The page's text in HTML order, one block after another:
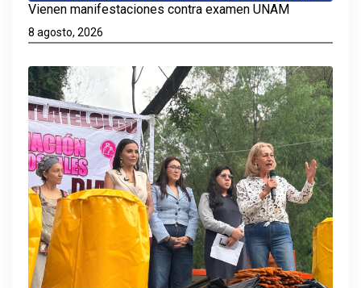
Vienen manifestaciones contra examen UNAM
8 agosto, 2026